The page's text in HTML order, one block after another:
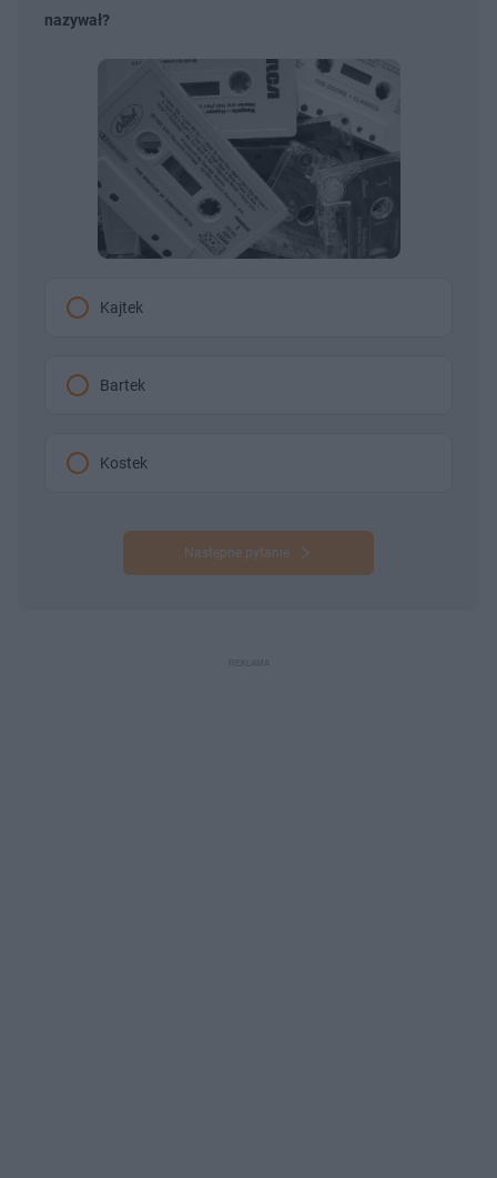
nazywał?
Kajtek
Bartek
Kostek
Następne pytanie